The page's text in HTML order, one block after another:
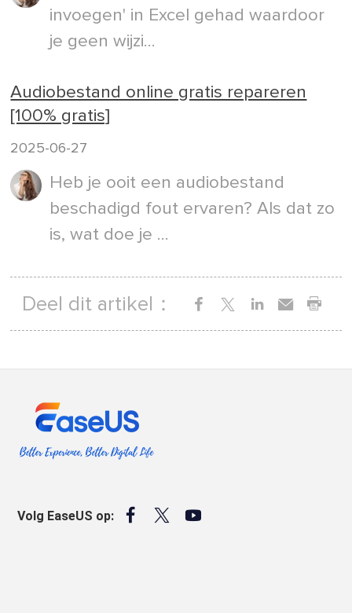
invoegen' in Excel gehad waardoor
je geen wijzi...
Audiobestand online gratis repareren
[100% gratis]
2025-06-27
Heb je ooit een audiobestand
beschadigd fout ervaren? Als dat zo
is, wat doe je ...
Deel dit artikel：
Volg EaseUS op:   